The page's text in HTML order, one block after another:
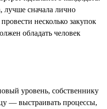
лучше сначала лично
несколько закупок
обладать человек
уровень, собственнику
— выстраивать процессы,